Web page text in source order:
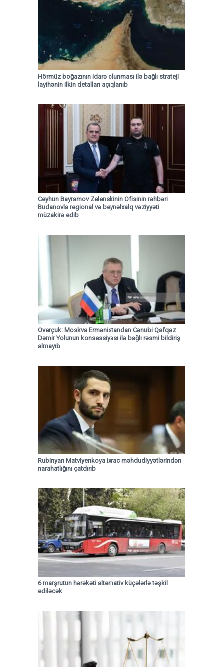
Hörmüz boğazının idarə olunması ilə bağlı strateji
layihənin ilkin detalları açıqlanıb
Ceyhun Bayramov Zelenskinin Ofisinin rəhbəri
Budanovla regional və beynəlxalq vəziyyəti
müzakirə edib
Overçuk: Moskva Ermənistandan Cənubi Qafqaz
Dəmir Yolunun konsessiyası ilə bağlı rəsmi bildiriş
almayıb
Rubinyan Matviyenkoya ixrac məhdudiyyətlərindən
narahatlığını çatdırıb
6 marşrutun hərəkəti alternativ küçələrlə təşkil
ediləcək